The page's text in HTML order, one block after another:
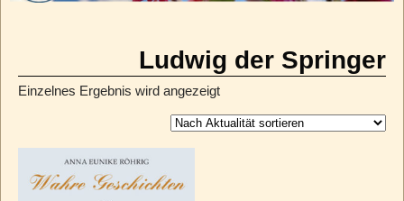
Ludwig der Springer
Einzelnes Ergebnis wird angezeigt